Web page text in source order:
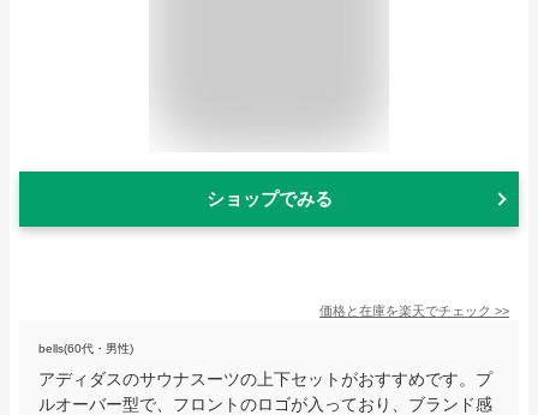
ショップでみる
価格と在庫を楽天でチェック >>
bells(60代・男性)
アディダスのサウナスーツの上下セットがおすすめです。プ
ルオーバー型で、フロントのロゴが入っており、ブランド感